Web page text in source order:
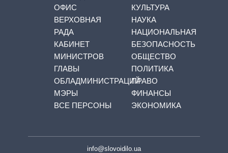
ОФИС
ВЕРХОВНАЯ
РАДА
КАБИНЕТ
МИНИСТРОВ
ГЛАВЫ
ОБЛАДМИНИСТРАЦИЙ
МЭРЫ
ВСЕ ПЕРСОНЫ
КУЛЬТУРА
НАУКА
НАЦИОНАЛЬНАЯ
БЕЗОПАСНОСТЬ
ОБЩЕСТВО
ПОЛИТИКА
ПРАВО
ФИНАНСЫ
ЭКОНОМИКА
info@slovoidilo.ua